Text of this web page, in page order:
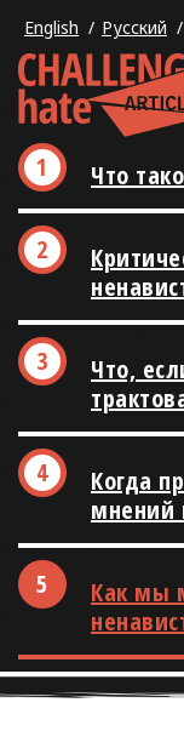
English Русский
Что
Что,
Когда
мнений
Как мы